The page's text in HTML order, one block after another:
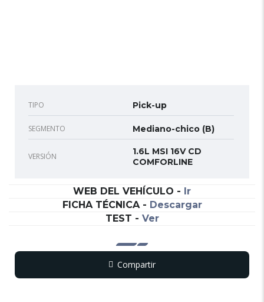
TIPO Pick-up
SEGMENTO Mediano-chico (B)
VERSIÓN
1.6L MSI 16V CD
COMFORLINE
WEB DEL VEHÍCULO - Ir
FICHA TÉCNICA- Descargar
TEST - Ver
Compartir
CopyWhatsApp
Messenger
Email
Print